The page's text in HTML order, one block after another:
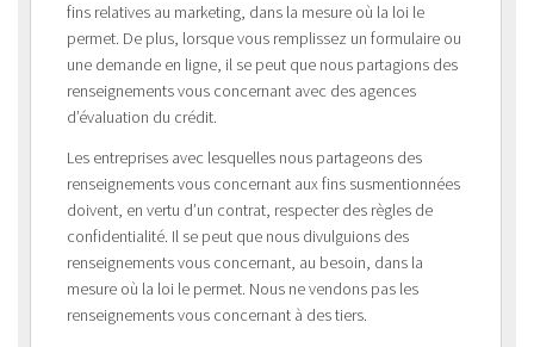
fins relatives au marketing, dans la mesure où la loi le
permet. De plus, lorsque vous remplissez un formulaire ou
une demande en ligne, il se peut que nous partagions des
renseignements vous concernant avec des agences
d’évaluation du crédit.
Les entreprises avec lesquelles nous partageons des
renseignements vous concernant aux fins susmentionnées
doivent, en vertu d’un contrat, respecter des règles de
confidentialité. Il se peut que nous divulguions des
renseignements vous concernant, au besoin, dans la
mesure où la loi le permet. Nous ne vendons pas les
renseignements vous concernant à des tiers.